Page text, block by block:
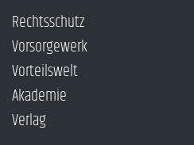
Rechtsschutz
Vorsorgewerk
Vorteilswelt
Akademie
Verlag